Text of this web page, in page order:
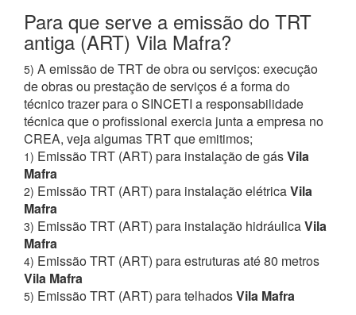
Para que serve a emissão do TRT
antiga (ART) Vila Mafra?
5) A emissão de TRT de obra ou serviços: execução
de obras ou prestação de serviços é a forma do
técnico trazer para o SINCETI a responsabilidade
técnica que o profissional exercia junta a empresa no
CREA, veja algumas TRT que emitimos;
1) Emissão TRT (ART) para instalação de gásVila
Mafra
2) Emissão TRT (ART) para instalação elétricaVila
Mafra
3) Emissão TRT (ART) para instalação hidráulicaVila
Mafra
4) Emissão TRT (ART) para estruturas até 80 metros
Vila Mafra
5) Emissão TRT (ART) para telhadosVila Mafra